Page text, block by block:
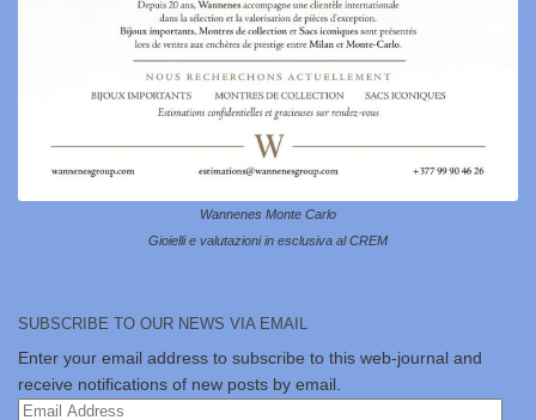
Wannenes Monte Carlo
Gioielli e valutazioni in esclusiva al CREM
SUBSCRIBE TO OUR NEWS VIA EMAIL
Enter your email address to subscribe to this web-journal and
receive notifications of new posts by email.
Email